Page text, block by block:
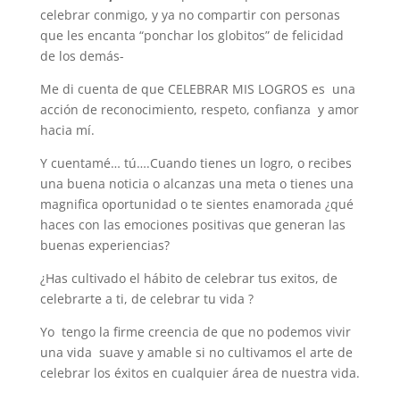
celebrar conmigo, y ya no compartir con personas
que les encanta “ponchar los globitos” de felicidad
de los demás-
Me di cuenta de que CELEBRAR MIS LOGROS es una
acción de reconocimiento, respeto, confianza y amor
hacia mí.
Y cuentamé… tú….Cuando tienes un logro, o recibes
una buena noticia o alcanzas una meta o tienes una
magnifica oportunidad o te sientes enamorada ¿qué
haces con las emociones positivas que generan las
buenas experiencias?
¿Has cultivado el hábito de celebrar tus exitos, de
celebrarte a ti, de celebrar tu vida ?
Yo tengo la firme creencia de que no podemos vivir
una vida suave y amable si no cultivamos el arte de
celebrar los éxitos en cualquier área de nuestra vida.